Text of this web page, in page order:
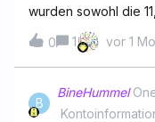
wurden sowohl die
abgebucht. Ich
Premium-Betrag
greift. An wen kann
0 1 vor 1
B
BineHummel